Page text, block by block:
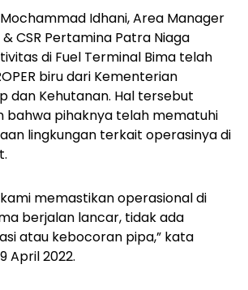
Idhani, Area Manager
CSR Pertamina Patra Niaga
di Fuel Terminal Bima telah
biru dari Kementerian
dan Kehutanan. Hal tersebut
bahwa pihaknya telah mematuhi
lingkungan terkait operasinya di
kami memastikan operasional di
berjalan lancar, tidak ada
atau kebocoran pipa,” kata
April 2022.